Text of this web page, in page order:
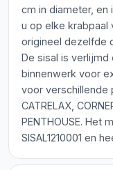
cm in diameter, en
u op elke krabpaal
origineel dezelfde
De sisal is verlijmd
binnenwerk voor
voor verschillende
CATRELAX,
PENTHOUSE. Het
SISAL1210001 en